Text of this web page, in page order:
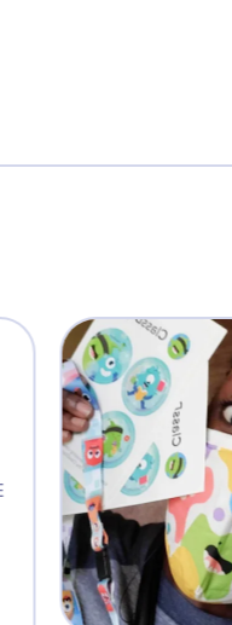
Ceridwen
@teacherglitter
Dojo. I blooming LOVE